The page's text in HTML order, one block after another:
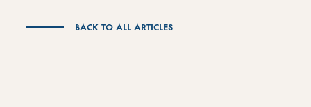
BACK TO ALL ARTICLES